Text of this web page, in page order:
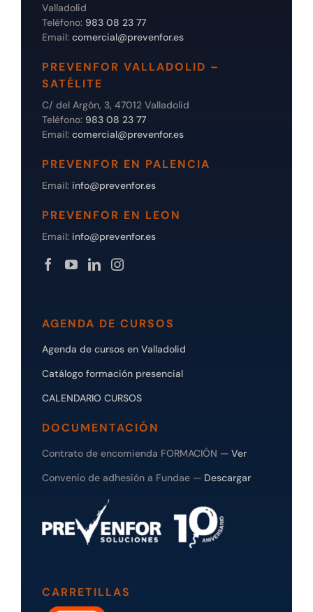
Valladolid
Teléfono: 983 08 23 77
Email: comercial@prevenfor.es
PREVENFOR VALLADOLID –
SATÉLITE
C/ del Argón, 3, 47012 Valladolid
Teléfono: 983 08 23 77
Email: comercial@prevenfor.es
PREVENFOR EN PALENCIA
Email: info@prevenfor.es
PREVENFOR EN LEON
Email: info@prevenfor.es
AGENDA DE CURSOS
Agenda de cursos en Valladolid
Catálogo formación presencial
CALENDARIO CURSOS
DOCUMENTACIÓN
Contrato de encomienda FORMACIÓN — Ver
Convenio de adhesión a Fundae — Descargar
CARRETILLAS